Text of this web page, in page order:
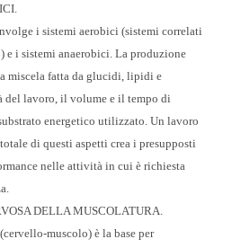
i sistemi aerobici (sistemi correlati
e i sistemi anaerobici. La produzione
miscela fatta da glucidi, lipidi e
del lavoro, il volume e il tempo di
energetico utilizzato. Un lavoro
di questi aspetti crea i presupposti
nelle attività in cui è richiesta
DELLA MUSCOLATURA.
muscolo) è la base per